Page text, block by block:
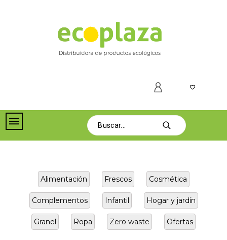
Alimentación Frescos Cosmética
Complementos Infantil Hogar y jardín
Granel Ropa Zero waste Ofertas